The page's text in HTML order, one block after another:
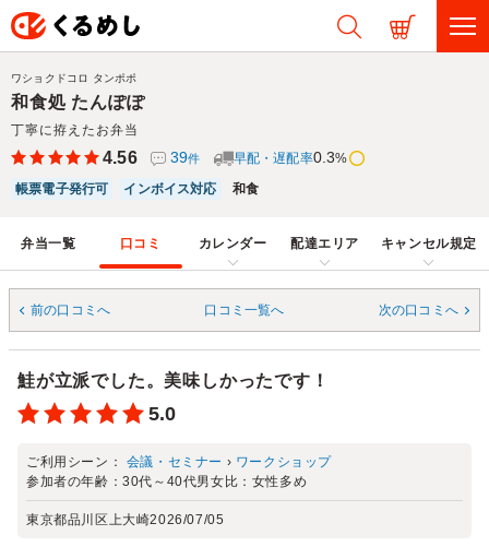
和食処 たんぽぽ
丁寧に拵えたお弁当
ワショクドコロ タンポポ
4.56 39件 早配・遅配率0.3%
帳票電子発行可
インボイス対応 和食
弁当一覧 口コミ カレンダー 配達エリア キャンセル規定
前の口コミへ 口コミ一覧へ 次の口コミへ
鮭が立派でした。美味しかったです！
5.0
ご利用シーン： 会議・セミナー › ワークショップ
参加者の年齢：30代～40代男女比： 女性多め
東京都品川区上大崎2026/07/05